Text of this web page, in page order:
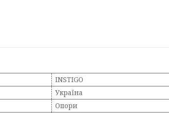
INSTIGO
Україна
Опори